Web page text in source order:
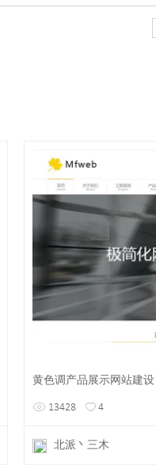
详情
黄色调产品展示网站建设
13428 4
北派丶三木